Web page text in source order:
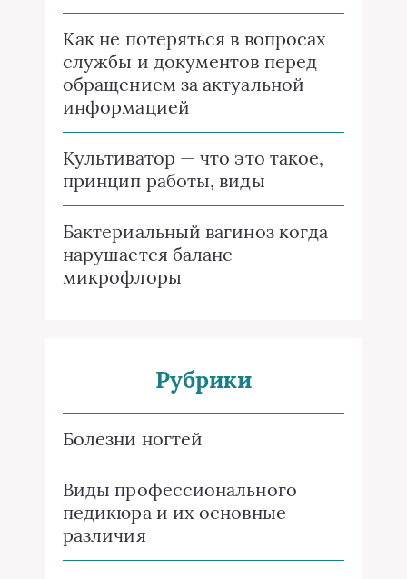
Как не потеряться в вопросах
службы и документов перед
обращением за актуальной
информацией
Культиватор — что это такое,
принцип работы, виды
Бактериальный вагиноз когда
нарушается баланс
микрофлоры
Рубрики
Болезни ногтей
Виды профессионального
педикюра и их основные
различия